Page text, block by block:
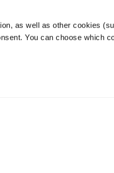
as well as other cookies
You can choose which